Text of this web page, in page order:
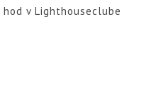
hod v Lighthouseclube